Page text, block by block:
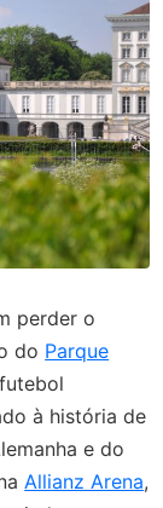
perder o
do Parque
à história de
e do
Allianz Arena,